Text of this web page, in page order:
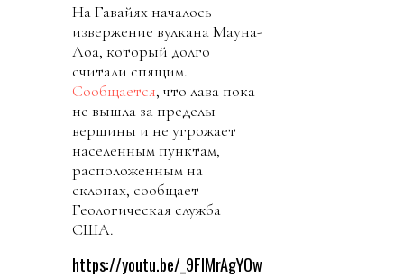
На Гавайях началось
извержение вулкана Мауна-
Лоа, который долго
считали спящим.
Сообщается, что лава пока
не вышла за пределы
вершины и не угрожает
населенным пунктам,
расположенным на
склонах, сообщает
Геологическая служба
США.
https://youtu.be/_9FlMrAgYOw